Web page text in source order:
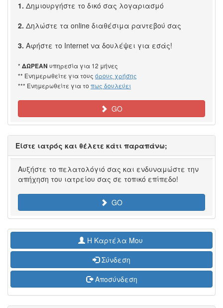
1. Δημιουργήστε το δικό σας λογαριασμό
2. Δηλώστε τα online διαθέσιμα ραντεβού σας
3. Αφήστε το Internet να δουλέψει για εσάς!
* ΔΩΡΕΑΝ υπηρεσία για 12 μήνες
** Ενημερωθείτε για τους όρους χρήσης
*** Ενημερωθείτε για το πως δουλεύει
GO
Είστε ιατρός και θέλετε κάτι παραπάνω;
Αυξήστε το πελατολόγιό σας και ενδυναμώστε την
απήχηση του ιατρείου σας σε τοπικό επίπεδο!
GO
H Καρτέλα Μου
Σύνδεση
Αποσύνδεση